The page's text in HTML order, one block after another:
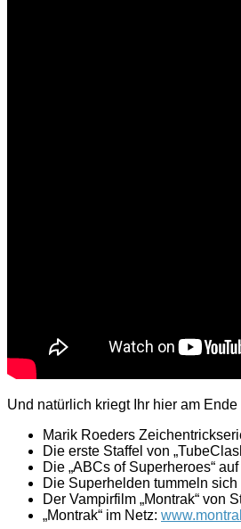
Und natürlich kriegt Ihr hier am
Marik Roeders
Die erste Staffel von
Die „ABCs of Superheroes“
Die Superhelden tummeln
Der Vampirfilm „Montrak“ von
„Montrak“ im Netz: